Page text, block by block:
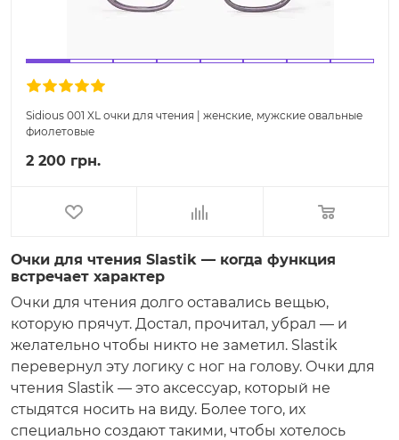
Sidious 001 XL очки для чтения | женские, мужские овальные
фиолетовые
2 200 грн.
Очки для чтения Slastik — когда функция
встречает характер
Очки для чтения долго оставались вещью,
которую прячут. Достал, прочитал, убрал — и
желательно чтобы никто не заметил. Slastik
перевернул эту логику с ног на голову. Очки для
чтения Slastik — это аксессуар, который не
стыдятся носить на виду. Более того, их
специально создают такими, чтобы хотелось